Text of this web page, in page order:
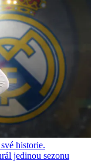
historie.
jedinou sezonu